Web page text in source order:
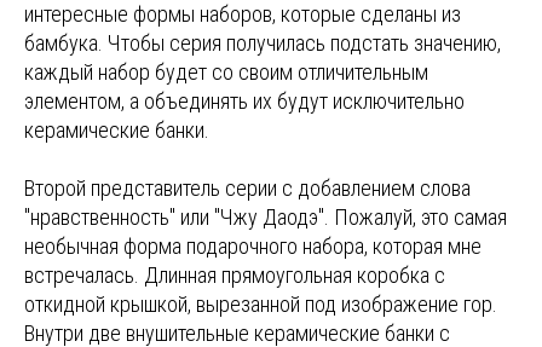
интересные формы наборов, которые сделаны из
бамбука. Чтобы серия получилась подстать значению,
каждый набор будет со своим отличительным
элементом, а объединять их будут исключительно
керамические банки.
Второй представитель серии с добавлением слова
"нравственность" или "Чжу Даодэ". Пожалуй, это самая
необычная форма подарочного набора, которая мне
встречалась. Длинная прямоугольная коробка с
откидной крышкой, вырезанной под изображение гор.
Внутри две внушительные керамические банки с